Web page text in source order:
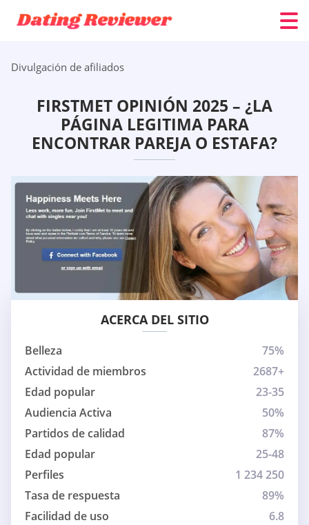
Divulgación de afiliados
FIRSTMET OPINIÓN 2025 – ¿LA
PÁGINA LEGITIMA PARA
ENCONTRAR PAREJA O ESTAFA?
ACERCA DEL SITIO
Belleza
75%
Actividad de miembros
2687+
Edad popular
23-35
Audiencia Activa
50%
Partidos de calidad
87%
Edad popular
25-48
Perfiles
1 234 250
Tasa de respuesta
89%
Facilidad de uso
6.8